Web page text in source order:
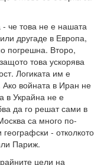
че това не е нашата
другаде в Европа,
погрешна. Второ,
това ускорява
Логиката им е
Ако войната в Иран не
в Украйна не е
да го решат сами в
са много по-
- отколкото
Париж.
цели на